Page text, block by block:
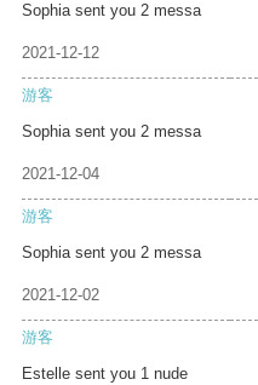
Sophia sent you 2 messa
2021-12-12
游客
Sophia sent you 2 messa
2021-12-04
游客
Sophia sent you 2 messa
2021-12-02
游客
Estelle sent you 1 nude